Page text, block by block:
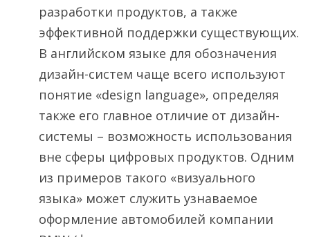
разработки продуктов, а также
эффективной поддержки существующих.
В английском языке для обозначения
дизайн-систем чаще всего используют
понятие «design language», определяя
также его главное отличие от дизайн-
системы – возможность использования
вне сферы цифровых продуктов. Одним
из примеров такого «визуального
языка» может служить узнаваемое
оформление автомобилей компании